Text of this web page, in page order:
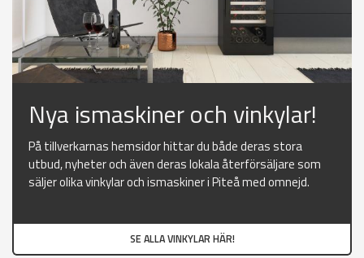
Nya ismaskiner och vinkylar!
På tillverkarnas hemsidor hittar du både deras stora
utbud, nyheter och även deras lokala återförsäljare som
säljer olika vinkylar och ismaskiner i Piteå med omnejd.
SE ALLA VINKYLAR HÄR!